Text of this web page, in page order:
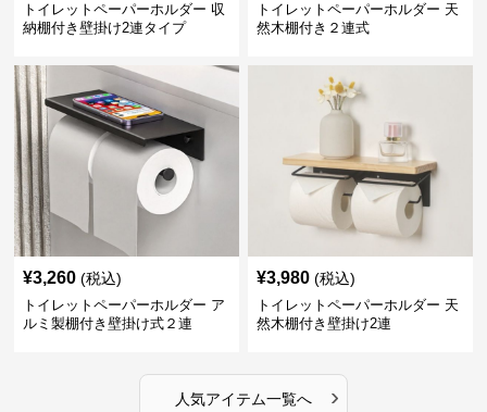
トイレットペーパーホルダー 収
納棚付き壁掛け2連タイプ
トイレットペーパーホルダー 天
然木棚付き２連式
¥3,260 (税込)
トイレットペーパーホルダー ア
ルミ製棚付き壁掛け式２連
¥3,980 (税込)
トイレットペーパーホルダー 天
然木棚付き壁掛け2連
人気アイテム一覧へ ›